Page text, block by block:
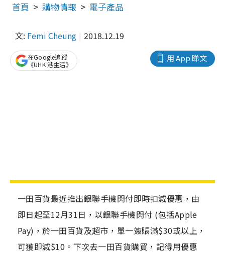
首頁 購物情報 電子產品
文: Femi Cheung 2018.12.19
用 App 睇文
在Google追蹤
《UHK 港生活》
一田百貨最近推出銀聯手機閃付即時扣減優惠，由
即日起至12月31日，以銀聯手機閃付 (包括Apple
Pay)，於一田百貨及超市，單一簽賬滿$30或以上，
可獲即減$10。下次去一田百貨購買，記得用優惠